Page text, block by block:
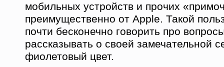
мобильных устройств и прочих
преимущественно от Apple. Такой
почти бесконечно говорить про
рассказывать о своей замечательной
фиолетовый цвет.